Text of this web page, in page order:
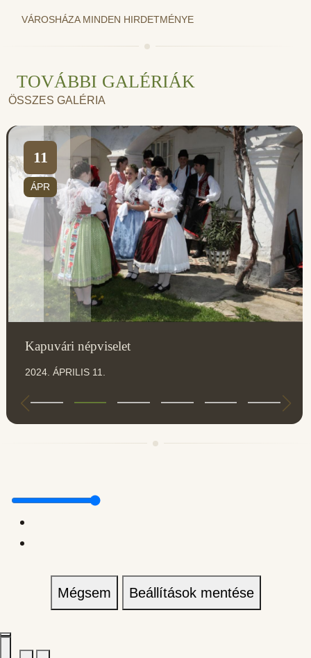
VÁROSHÁZA MINDEN HIRDETMÉNYE
TOVÁBBI GALÉRIÁK
ÖSSZES GALÉRIA
11
ÁPR
Kapuvári népviselet
2024. ÁPRILIS 11.
Mégsem Beállítások mentése